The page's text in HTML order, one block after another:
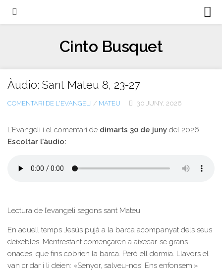
Llibres
Escrits-articles
Notícies
Italiano
Cinto Busquet
Àudio: Sant Mateu 8, 23-27
COMENTARI DE L'EVANGELI / MATEU 30 JUNY, 2026
L’Evangeli i el comentari de dimarts 30 de juny del 2026.
Escoltar l’àudio:
Lectura de l’evangeli segons sant Mateu
En aquell temps Jesús pujà a la barca acompanyat dels seus
deixebles. Mentrestant començaren a aixecar-se grans
onades, que fins cobrien la barca. Però ell dormia. Llavors el
van cridar i li deien: «Senyor, salveu-nos! Ens enfonsem!»